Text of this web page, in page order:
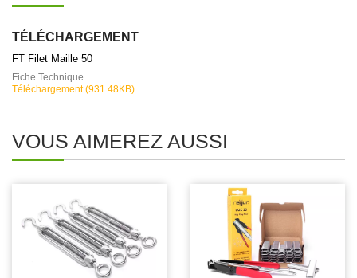
TÉLÉCHARGEMENT
FT Filet Maille 50
Fiche Technique
Téléchargement (931.48KB)
VOUS AIMEREZ AUSSI